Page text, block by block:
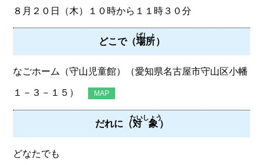
８月２０日（木）１０時から１１時３０分
どこで（場所
ばしょ
）
なごホーム（守山児童館）（愛知県名古屋市守山区小幡
１－３－１５） MAP
だれに（対象
たいしょう
）
どなたでも